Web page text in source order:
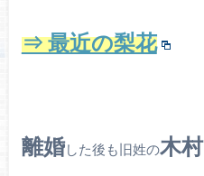
⇒ 最近の梨花
離婚した後も旧姓の木村